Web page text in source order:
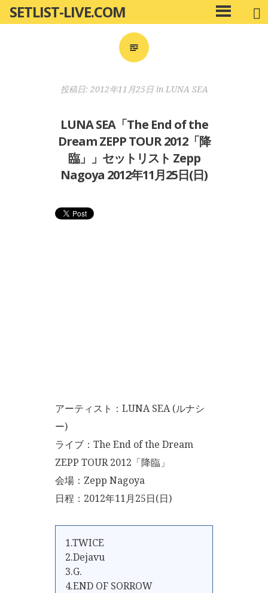
ン
SETLIST-LIVE.COM
メ
イ
投稿日: 2012年11月25日in LUNA SEA
LUNA SEA「The End of the
Dream ZEPP TOUR 2012「降
臨」」セットリスト Zepp
Nagoya 2012年11月25日(日)
アーティスト：LUNA SEA (ルナシ
ー)
ライブ：The End of the Dream
ZEPP TOUR 2012「降臨」
会場：Zepp Nagoya
日程：2012年11月25日(日)
1.TWICE
2.Dejavu
3.G.
4.END OF SORROW